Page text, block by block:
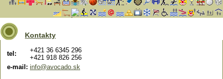
Kontakty
tel:
+421 36 6345 296
+421 918 826 256
e-mail: info@avocado.sk